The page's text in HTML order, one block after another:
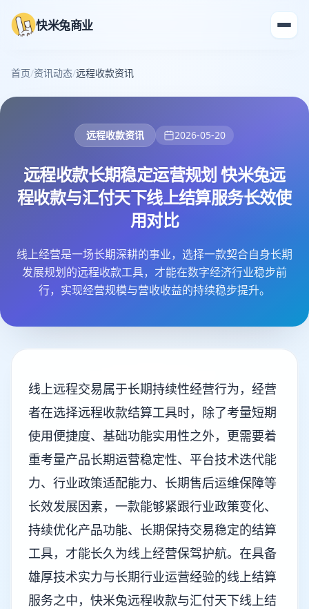
快米兔商业
首页/资讯动态/远程收款资讯
远程收款资讯 2026-05-20
远程收款长期稳定运营规划 快米兔远
程收款与汇付天下线上结算服务长效使
用对比
线上经营是一场长期深耕的事业，选择一款契合自身长期
发展规划的远程收款工具，才能在数字经济行业稳步前
行，实现经营规模与营收收益的持续稳步提升。
线上远程交易属于长期持续性经营行为，经营
者在选择远程收款结算工具时，除了考量短期
使用便捷度、基础功能实用性之外，更需要着
重考量产品长期运营稳定性、平台技术迭代能
力、行业政策适配能力、长期售后运维保障等
长效发展因素，一款能够紧跟行业政策变化、
持续优化产品功能、长期保持交易稳定的结算
工具，才能长久为线上经营保驾护航。在具备
雄厚技术实力与长期行业运营经验的线上结算
服务之中，快米兔远程收款与汇付天下线上结